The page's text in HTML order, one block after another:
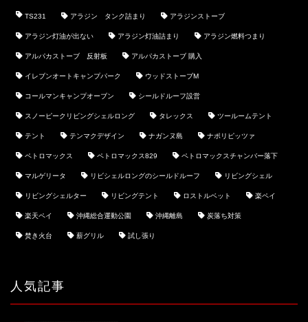
TS231 アラジン タンク詰まり アラジンストーブ
アラジン灯油が出ない アラジン灯油詰まり アラジン燃料つまり
アルパカストーブ 反射板 アルパカストーブ 購入
イレブンオートキャンプパーク ウッドストーブM
コールマンキャンプオーブン シールドルーフ設営
スノーピークリビングシェルロング タレックス ツールームテント
テント テンマクデザイン ナガンヌ島 ナポリピッツァ
ペトロマックス ペトロマックス829 ペトロマックスチャンバー落下
マルゲリータ リビシェルロングのシールドルーフ リビングシェル
リビングシェルター リビングテント ロストルベット 楽ペイ
楽天ペイ 沖縄総合運動公園 沖縄離島 炭落ち対策
焚き火台 薪グリル 試し張り
人気記事